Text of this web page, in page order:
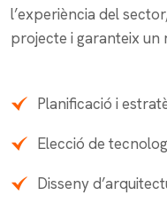
l’experiència del
projecte i garanteix un
Planificació i
Elecció de
Disseny